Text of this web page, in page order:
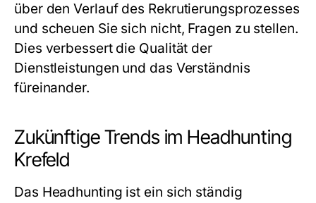
über den Verlauf des Rekrutierungsprozesses
und scheuen Sie sich nicht, Fragen zu stellen.
Dies verbessert die Qualität der
Dienstleistungen und das Verständnis
füreinander.
Zukünftige Trends im Headhunting
Krefeld
Das Headhunting ist ein sich ständig